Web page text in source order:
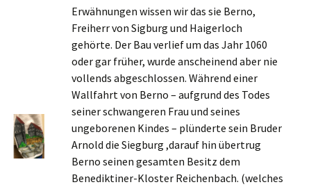
Erwähnungen wissen wir das sie Berno,
Freiherr von Sigburg und Haigerloch
gehörte. Der Bau verlief um das Jahr 1060
oder gar früher, wurde anscheinend aber nie
vollends abgeschlossen. Während einer
Wallfahrt von Berno – aufgrund des Todes
seiner schwangeren Frau und seines
ungeborenen Kindes – plünderte sein Bruder
Arnold die Siegburg ,darauf hin übertrug
Berno seinen gesamten Besitz dem
Benediktiner-Kloster Reichenbach. (welches